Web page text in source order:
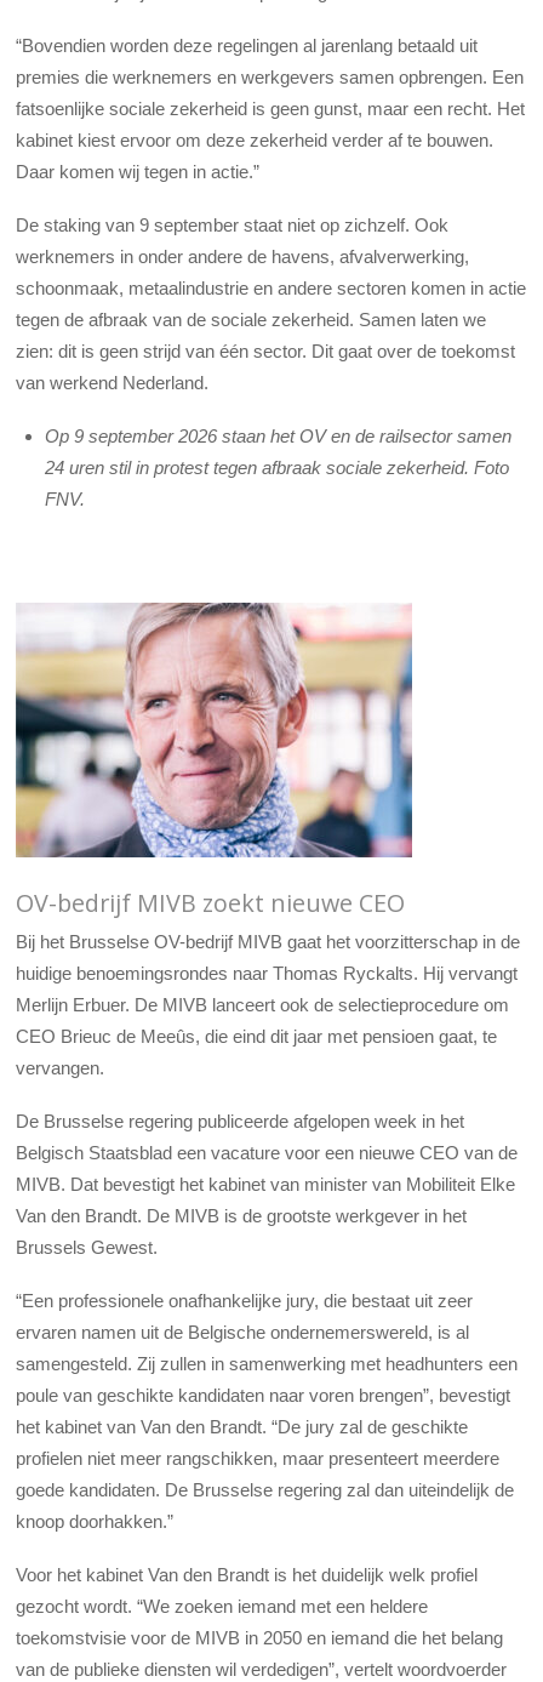
“Bovendien worden deze regelingen al jarenlang betaald uit
premies die werknemers en werkgevers samen opbrengen. Een
fatsoenlijke sociale zekerheid is geen gunst, maar een recht. Het
kabinet kiest ervoor om deze zekerheid verder af te bouwen.
Daar komen wij tegen in actie.”
De staking van 9 september staat niet op zichzelf. Ook
werknemers in onder andere de havens, afvalverwerking,
schoonmaak, metaalindustrie en andere sectoren komen in actie
tegen de afbraak van de sociale zekerheid. Samen laten we
zien: dit is geen strijd van één sector. Dit gaat over de toekomst
van werkend Nederland.
Op 9 september 2026 staan het OV en de railsector samen
24 uren stil in protest tegen afbraak sociale zekerheid. Foto
FNV.
OV-bedrijf MIVB zoekt nieuwe CEO
Bij het Brusselse OV-bedrijf MIVB gaat het voorzitterschap in de
huidige benoemingsrondes naar Thomas Ryckalts. Hij vervangt
Merlijn Erbuer. De MIVB lanceert ook de selectieprocedure om
CEO Brieuc de Meeûs, die eind dit jaar met pensioen gaat, te
vervangen.
De Brusselse regering publiceerde afgelopen week in het
Belgisch Staatsblad een vacature voor een nieuwe CEO van de
MIVB. Dat bevestigt het kabinet van minister van Mobiliteit Elke
Van den Brandt. De MIVB is de grootste werkgever in het
Brussels Gewest.
“Een professionele onafhankelijke jury, die bestaat uit zeer
ervaren namen uit de Belgische ondernemerswereld, is al
samengesteld. Zij zullen in samenwerking met headhunters een
poule van geschikte kandidaten naar voren brengen”, bevestigt
het kabinet van Van den Brandt. “De jury zal de geschikte
profielen niet meer rangschikken, maar presenteert meerdere
goede kandidaten. De Brusselse regering zal dan uiteindelijk de
knoop doorhakken.”
Voor het kabinet Van den Brandt is het duidelijk welk profiel
gezocht wordt. “We zoeken iemand met een heldere
toekomstvisie voor de MIVB in 2050 en iemand die het belang
van de publieke diensten wil verdedigen”, vertelt woordvoerder